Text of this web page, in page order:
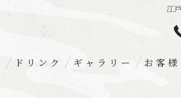
江
ドリンク ギャラリー お客